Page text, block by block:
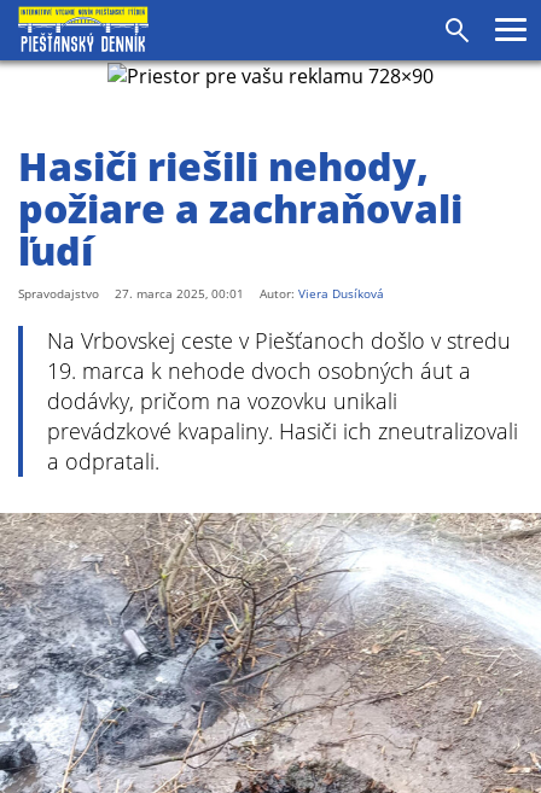
Hasiči riešili nehody,
požiare a zachraňovali
ľudí
Spravodajstvo 27. marca 2025, 00:01 Autor: Viera Dusíková
Na Vrbovskej ceste v Piešťanoch došlo v stredu
19. marca k nehode dvoch osobných áut a
dodávky, pričom na vozovku unikali
prevádzkové kvapaliny. Hasiči ich zneutralizovali
a odpratali.